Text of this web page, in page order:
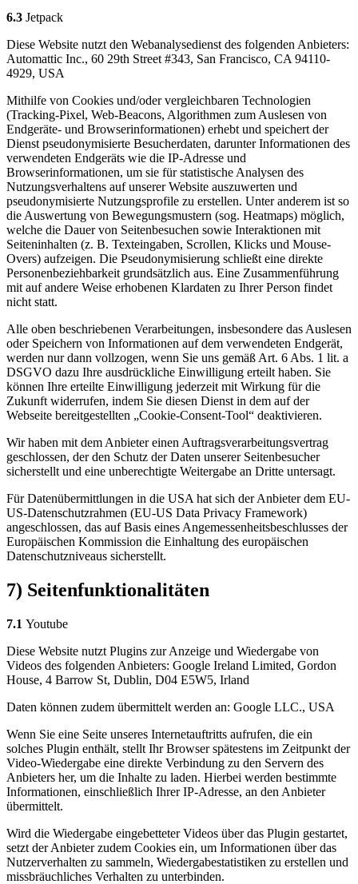
6.3 Jetpack
Diese Website nutzt den Webanalysedienst des folgenden Anbieters:
Automattic Inc., 60 29th Street #343, San Francisco, CA 94110-
4929, USA
Mithilfe von Cookies und/oder vergleichbaren Technologien
(Tracking-Pixel, Web-Beacons, Algorithmen zum Auslesen von
Endgeräte- und Browserinformationen) erhebt und speichert der
Dienst pseudonymisierte Besucherdaten, darunter Informationen des
verwendeten Endgeräts wie die IP-Adresse und
Browserinformationen, um sie für statistische Analysen des
Nutzungsverhaltens auf unserer Website auszuwerten und
pseudonymisierte Nutzungsprofile zu erstellen. Unter anderem ist so
die Auswertung von Bewegungsmustern (sog. Heatmaps) möglich,
welche die Dauer von Seitenbesuchen sowie Interaktionen mit
Seiteninhalten (z. B. Texteingaben, Scrollen, Klicks und Mouse-
Overs) aufzeigen. Die Pseudonymisierung schließt eine direkte
Personenbeziehbarkeit grundsätzlich aus. Eine Zusammenführung
mit auf andere Weise erhobenen Klardaten zu Ihrer Person findet
nicht statt.
Alle oben beschriebenen Verarbeitungen, insbesondere das Auslesen
oder Speichern von Informationen auf dem verwendeten Endgerät,
werden nur dann vollzogen, wenn Sie uns gemäß Art. 6 Abs. 1 lit. a
DSGVO dazu Ihre ausdrückliche Einwilligung erteilt haben. Sie
können Ihre erteilte Einwilligung jederzeit mit Wirkung für die
Zukunft widerrufen, indem Sie diesen Dienst in dem auf der
Webseite bereitgestellten „Cookie-Consent-Tool“ deaktivieren.
Wir haben mit dem Anbieter einen Auftragsverarbeitungsvertrag
geschlossen, der den Schutz der Daten unserer Seitenbesucher
sicherstellt und eine unberechtigte Weitergabe an Dritte untersagt.
Für Datenübermittlungen in die USA hat sich der Anbieter dem EU-
US-Datenschutzrahmen (EU-US Data Privacy Framework)
angeschlossen, das auf Basis eines Angemessenheitsbeschlusses der
Europäischen Kommission die Einhaltung des europäischen
Datenschutzniveaus sicherstellt.
7) Seitenfunktionalitäten
7.1 Youtube
Diese Website nutzt Plugins zur Anzeige und Wiedergabe von
Videos des folgenden Anbieters: Google Ireland Limited, Gordon
House, 4 Barrow St, Dublin, D04 E5W5, Irland
Daten können zudem übermittelt werden an: Google LLC., USA
Wenn Sie eine Seite unseres Internetauftritts aufrufen, die ein
solches Plugin enthält, stellt Ihr Browser spätestens im Zeitpunkt der
Video-Wiedergabe eine direkte Verbindung zu den Servern des
Anbieters her, um die Inhalte zu laden. Hierbei werden bestimmte
Informationen, einschließlich Ihrer IP-Adresse, an den Anbieter
übermittelt.
Wird die Wiedergabe eingebetteter Videos über das Plugin gestartet,
setzt der Anbieter zudem Cookies ein, um Informationen über das
Nutzerverhalten zu sammeln, Wiedergabestatistiken zu erstellen und
missbräuchliches Verhalten zu unterbinden.